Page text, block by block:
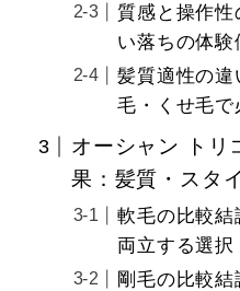
質感と操作
い落ちの体験
髪質適性の違
毛・くせ毛で
オーシャン トリ
果：髪質・スタ
軟毛の比較結
両立する選択
剛毛の比較